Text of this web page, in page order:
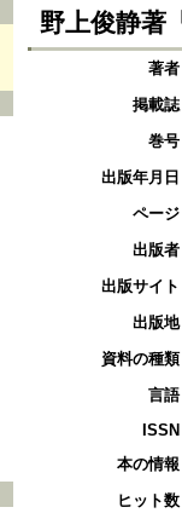
野上俊静著
著者
掲載誌
巻号
出版年月日
ページ
出版者
出版サイト
出版地
資料の種類
言語
ISSN
本の情報
ヒット数